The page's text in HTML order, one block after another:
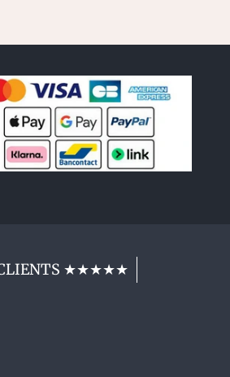
★★★★★